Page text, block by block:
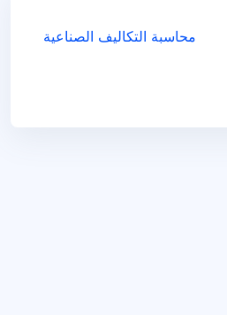
محاسبة التكاليف الصناعية